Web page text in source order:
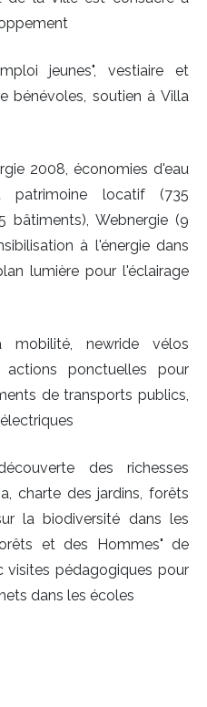
jeunes", vestiaire et
bénévoles, soutien à Villa
2008, économies d'eau
locatif (735
bâtiments), Webnergie (9
à l'énergie dans
lumière pour l'éclairage
newride vélos
ponctuelles pour
de transports publics,
des richesses
charte des jardins, forêts
la biodiversité dans les
et des Hommes" de
visites pédagogiques pour
dans les écoles